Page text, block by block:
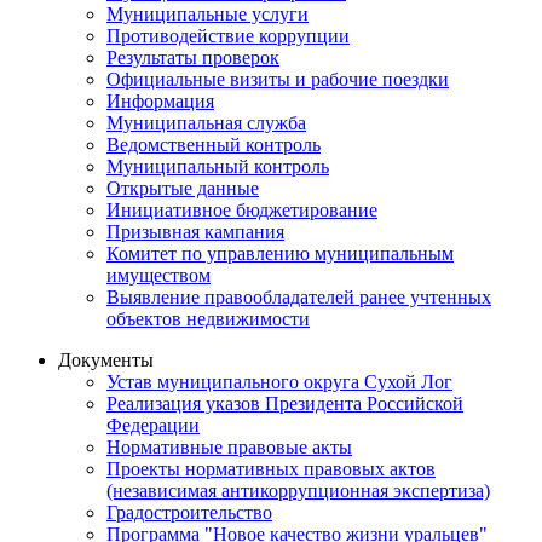
Муниципальные услуги
Противодействие коррупции
Результаты проверок
Официальные визиты и рабочие поездки
Информация
Муниципальная служба
Ведомственный контроль
Муниципальный контроль
Открытые данные
Инициативное бюджетирование
Призывная кампания
Комитет по управлению муниципальным
имуществом
Выявление правообладателей ранее учтенных
объектов недвижимости
Документы
Устав муниципального округа Сухой Лог
Реализация указов Президента Российской
Федерации
Нормативные правовые акты
Проекты нормативных правовых актов
(независимая антикоррупционная экспертиза)
Градостроительство
Программа "Новое качество жизни уральцев"